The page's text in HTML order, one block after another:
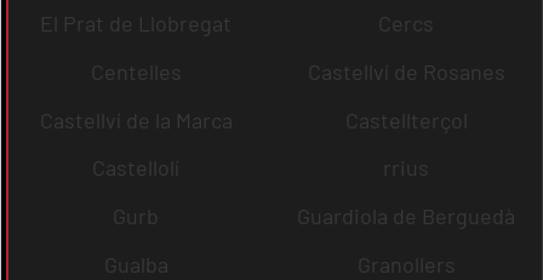
El Prat de Llobregat
Cercs
Centelles
Castellví de Rosanes
Castellví de la Marca
Castellterçol
Castellolí
rrius
Gurb
Guardiola de Berguedà
Gualba
Granollers